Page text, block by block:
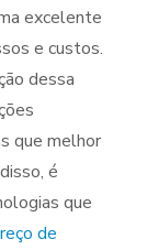
excelente
e custos.
dessa
que melhor
é
que
de